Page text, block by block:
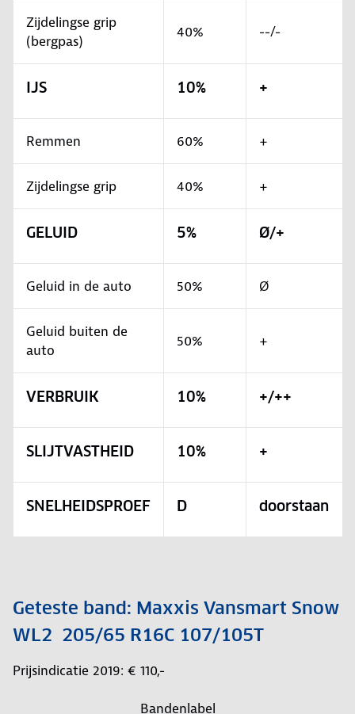
Zijdelingse grip
(bergpas)
40% --/-
IJS 10% +
Remmen 60% +
Zijdelingse grip 40% +
GELUID 5% Ø/+
Geluid in de auto 50% Ø
Geluid buiten de
auto
50% +
VERBRUIK 10% +/++
SLIJTVASTHEID 10% +
SNELHEIDSPROEF D doorstaan
Geteste band: Maxxis Vansmart Snow
WL2 205/65 R16C 107/105T
Prijsindicatie 2019: € 110,-
Bandenlabel